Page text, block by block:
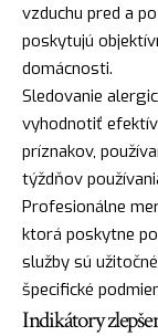
vzduchu pred a
poskytujú
domácnosti.
Sledovanie
vyhodnotiť
príznakov,
týždňov
Profesionálne
ktorá poskytne
služby sú
špecifické
Indikátory